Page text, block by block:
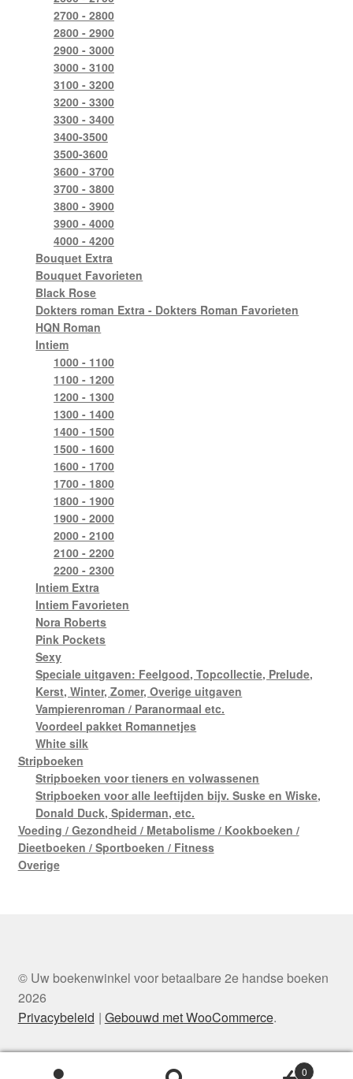
2700 - 2800
2800 - 2900
2900 - 3000
3000 - 3100
3100 - 3200
3200 - 3300
3300 - 3400
3400-3500
3500-3600
3600 - 3700
3700 - 3800
3800 - 3900
3900 - 4000
4000 - 4200
Bouquet Extra
Bouquet Favorieten
Black Rose
Dokters roman Extra - Dokters Roman Favorieten
HQN Roman
Intiem
1000 - 1100
1100 - 1200
1200 - 1300
1300 - 1400
1400 - 1500
1500 - 1600
1600 - 1700
1700 - 1800
1800 - 1900
1900 - 2000
2000 - 2100
2100 - 2200
2200 - 2300
Intiem Extra
Intiem Favorieten
Nora Roberts
Pink Pockets
Sexy
Speciale uitgaven: Feelgood, Topcollectie, Prelude,
Kerst, Winter, Zomer, Overige uitgaven
Vampierenroman / Paranormaal etc.
Voordeel pakket Romannetjes
White silk
Stripboeken
Stripboeken voor tieners en volwassenen
Stripboeken voor alle leeftijden bijv. Suske en Wiske,
Donald Duck, Spiderman, etc.
Voeding / Gezondheid / Metabolisme / Kookboeken /
Dieetboeken / Sportboeken / Fitness
Overige
© Uw boekenwinkel voor betaalbare 2e handse boeken
2026
Privacybeleid
Gebouwd met WooCommerce.
0